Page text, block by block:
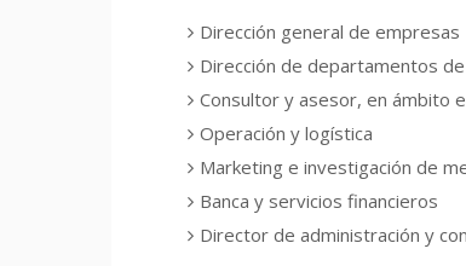
Dirección general de empresas
Dirección de departamentos
Consultor y asesor, en ámbito
Operación y logística
Marketing e investigación de
Banca y servicios financieros
Director de administración y